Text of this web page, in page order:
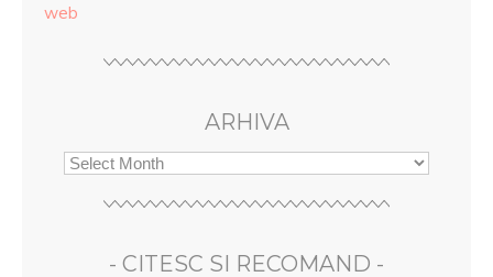
web
ARHIVA
- CITESC SI RECOMAND -